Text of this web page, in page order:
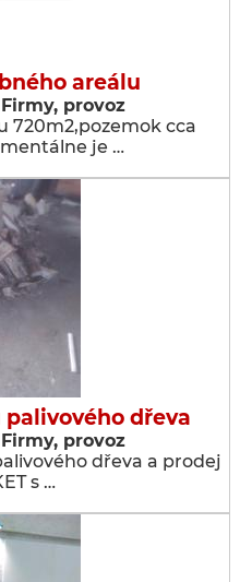
areálu
provoz
720m2,pozemok cca
je …
dřeva
provoz
dřeva a prodej
s …